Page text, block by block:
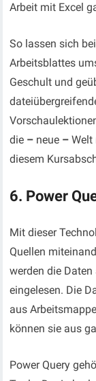
Arbeit mit Excel
So lassen sich
Arbeitsblattes
Geschult und
die – neue – Welt
diesem
6. Power
Mit dieser
Quellen
werden die
eingelesen. Die
aus
können sie aus
Power Query